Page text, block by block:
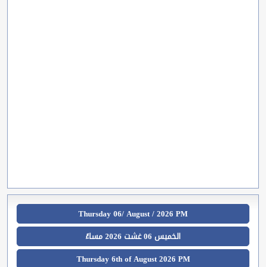
Thursday 06/ August / 2026 PM
الخميس 06 غشت 2026 مساءً
Thursday 6th of August 2026 PM